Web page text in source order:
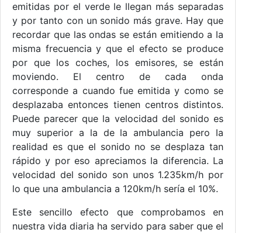
emitidas por el verde le llegan más separadas
y por tanto con un sonido más grave. Hay que
recordar que las ondas se están emitiendo a la
misma frecuencia y que el efecto se produce
por que los coches, los emisores, se están
moviendo. El centro de cada onda
corresponde a cuando fue emitida y como se
desplazaba entonces tienen centros distintos.
Puede parecer que la velocidad del sonido es
muy superior a la de la ambulancia pero la
realidad es que el sonido no se desplaza tan
rápido y por eso apreciamos la diferencia. La
velocidad del sonido son unos 1.235km/h por
lo que una ambulancia a 120km/h sería el 10%.
Este sencillo efecto que comprobamos en
nuestra vida diaria ha servido para saber que el